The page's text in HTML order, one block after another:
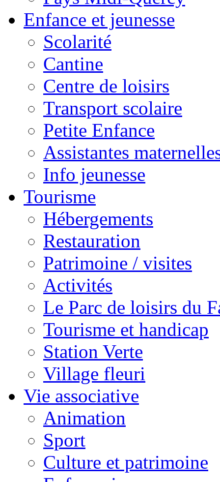
Enfance et jeunesse
Scolarité
Cantine
Centre de loisirs
Transport scolaire
Petite Enfance
Assistantes
Info jeunesse
Tourisme
Hébergements
Restauration
Patrimoine / visites
Activités
Le Parc de loisirs du
Tourisme et handicap
Station Verte
Village fleuri
Vie associative
Animation
Sport
Culture et patrimoine